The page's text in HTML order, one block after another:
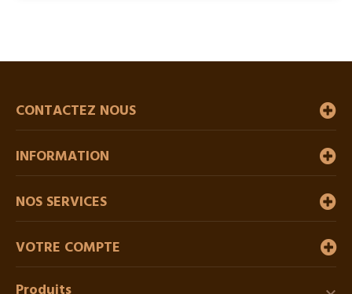
CONTACTEZ NOUS
INFORMATION
NOS SERVICES
VOTRE COMPTE